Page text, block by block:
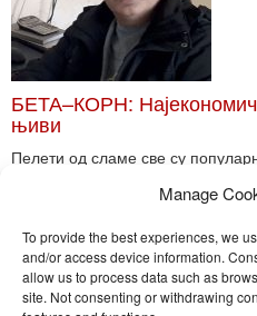
Manage
To provide the best experiences, we
and/or access device information.
allow us to process data such as
site. Not consenting or withdrawing
БЕТА–КОРН:
њиви
Пелети од сламе све су